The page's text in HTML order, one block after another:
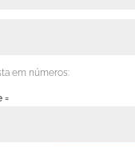
em números:
=